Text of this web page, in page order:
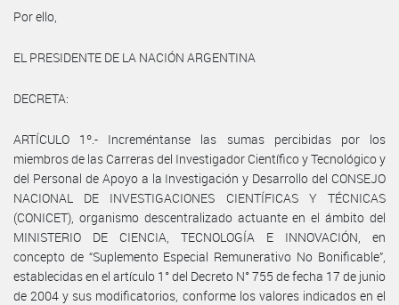
Por ello,
EL PRESIDENTE DE LA NACIÓN ARGENTINA
DECRETA:
ARTÍCULO 1º.- Increméntanse las sumas percibidas por los
miembros de las Carreras del Investigador Científico y Tecnológico y
del Personal de Apoyo a la Investigación y Desarrollo del CONSEJO
NACIONAL DE INVESTIGACIONES CIENTÍFICAS Y TÉCNICAS
(CONICET), organismo descentralizado actuante en el ámbito del
MINISTERIO DE CIENCIA, TECNOLOGÍA E INNOVACIÓN, en
concepto de “Suplemento Especial Remunerativo No Bonificable”,
establecidas en el artículo 1° del Decreto N° 755 de fecha 17 de junio
de 2004 y sus modificatorios, conforme los valores indicados en el